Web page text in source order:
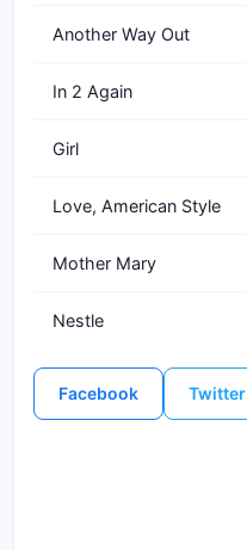
Another Way Out
In 2 Again
Girl
Love, American Style
Mother Mary
Nestle
Facebook Twitter